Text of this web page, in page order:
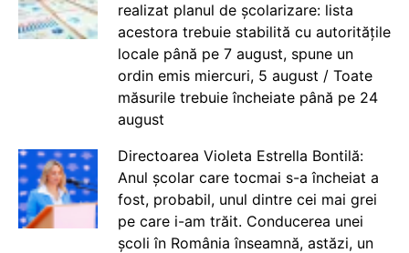
realizat planul de școlarizare: lista
acestora trebuie stabilită cu autoritățile
locale până pe 7 august, spune un
ordin emis miercuri, 5 august / Toate
măsurile trebuie încheiate până pe 24
august
Directoarea Violeta Estrella Bontilă:
Anul școlar care tocmai s-a încheiat a
fost, probabil, unul dintre cei mai grei
pe care i-am trăit. Conducerea unei
școli în România înseamnă, astăzi, un